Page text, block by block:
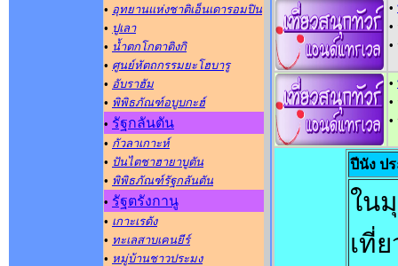
• อุทยานแห่งชาติเอ็นเดารอมปิน
• ปูเลา
• น้ำตกโกตาติงกิ
• ศูนย์หัตถกรรมยะโฮบารู
• อับราฮัม
• พิพิธภัณฑ์อบูบกะฮ์
• รัฐกลันตัน
• กัวลาเกาะห์
• ปันไตชาฮายาบูตัน
• พิพิธภัณฑ์รัฐกลันตัน
• รัฐตรังกานู
• เกาะเรดัง
• ทะเลสาบเคนยีร์
• หมู่บ้านชาวประมง
•
•
•
•
•
•
ปีนัง ปร
ใน
เที่